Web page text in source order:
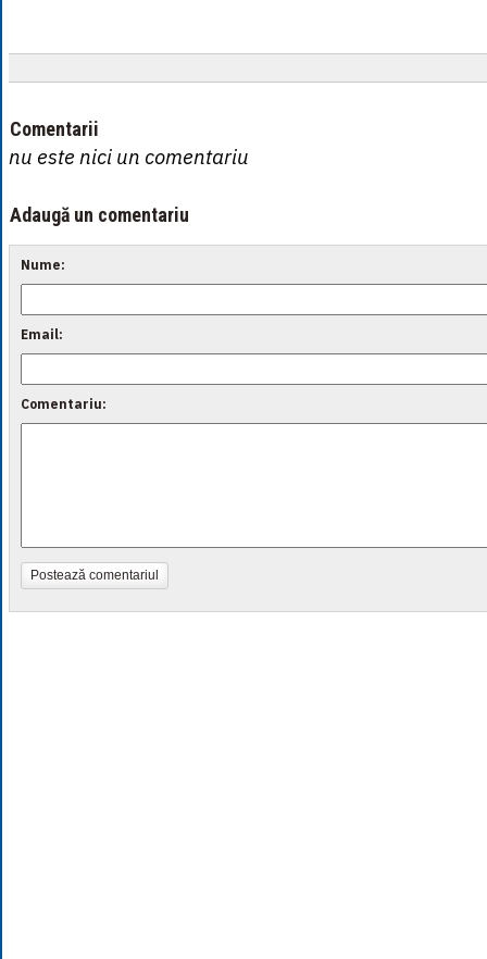
Comentarii
nu este nici un comentariu
Adaugă un comentariu
Nume:
Email:
Comentariu:
Postează comentariul